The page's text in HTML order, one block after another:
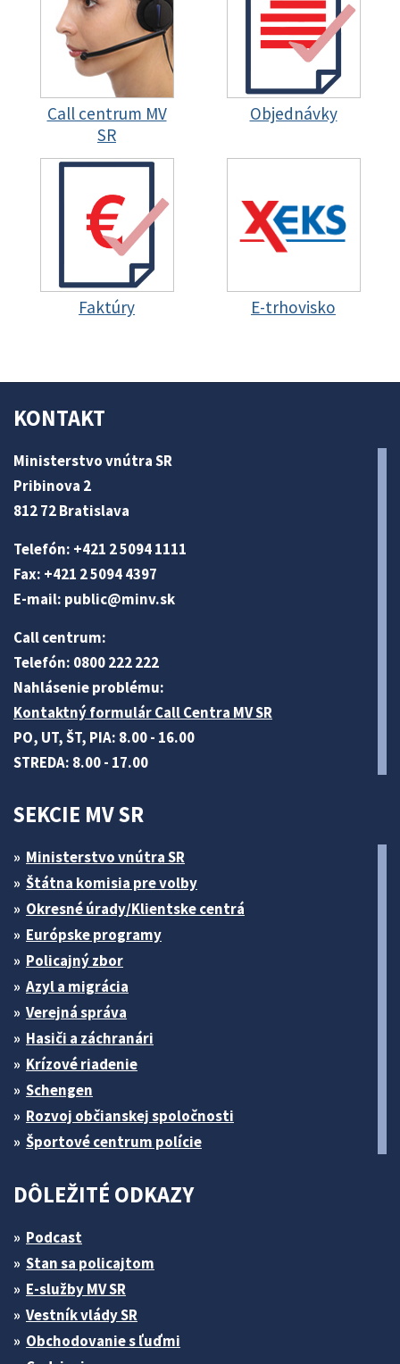
Call centrum MV
SR
Objednávky
Faktúry E-trhovisko
KONTAKT
Ministerstvo vnútra SR
Pribinova 2
812 72 Bratislava
Telefón: +421 2 5094 1111
Fax: +421 2 5094 4397
E-mail: public@minv.sk
Call centrum:
Telefón: 0800 222 222
Nahlásenie problému:
Kontaktný formulár Call Centra MV SR
PO, UT, ŠT, PIA: 8.00 - 16.00
STREDA: 8.00 - 17.00
SEKCIE MV SR
Ministerstvo vnútra SR
Štátna komisia pre volby
Okresné úrady/Klientske centrá
Európske programy
Policajný zbor
Azyl a migrácia
Verejná správa
Hasiči a záchranári
Krízové riadenie
Schengen
Rozvoj občianskej spoločnosti
Športové centrum polície
DÔLEŽITÉ ODKAZY
Podcast
Stan sa policajtom
E-služby MV SR
Vestník vlády SR
Obchodovanie s ľuďmi